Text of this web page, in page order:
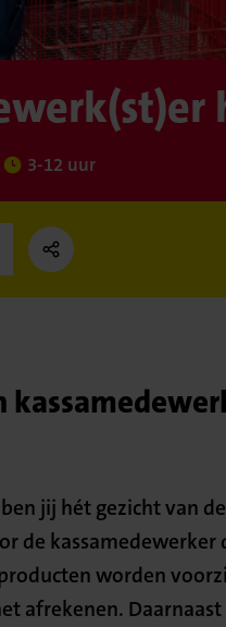
3-12 uur
jij hét gezicht van
de
worden
afrekenen.